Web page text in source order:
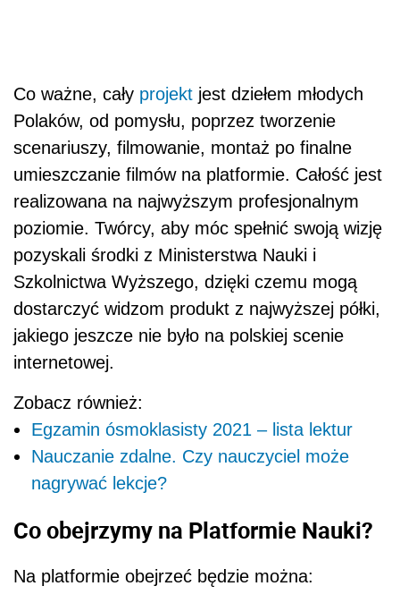
Co ważne, cały projekt jest dziełem młodych
Polaków, od pomysłu, poprzez tworzenie
scenariuszy, filmowanie, montaż po finalne
umieszczanie filmów na platformie. Całość jest
realizowana na najwyższym profesjonalnym
poziomie. Twórcy, aby móc spełnić swoją wizję
pozyskali środki z Ministerstwa Nauki i
Szkolnictwa Wyższego, dzięki czemu mogą
dostarczyć widzom produkt z najwyższej półki,
jakiego jeszcze nie było na polskiej scenie
internetowej.
Zobacz również:
Egzamin ósmoklasisty 2021 – lista lektur
Nauczanie zdalne. Czy nauczyciel może
nagrywać lekcje?
Co obejrzymy na Platformie Nauki?
Na platformie obejrzeć będzie można: